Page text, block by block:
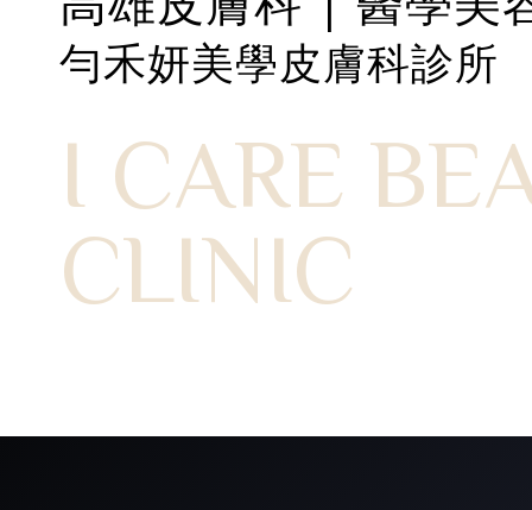
勻禾妍美學皮膚科診所
I CARE
CLINIC